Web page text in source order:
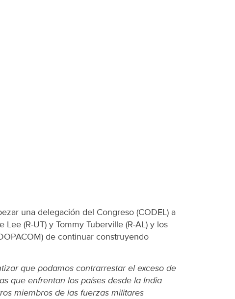
una delegación del Congreso (CODEL) a
(R-UT) y Tommy Tuberville (R-AL) y los
de continuar construyendo
que podamos contrarrestar el exceso de
que enfrentan los países desde la India
miembros de las fuerzas militares